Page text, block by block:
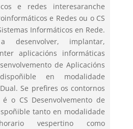
e redes interesaranche
e Redes ou o CS
Informáticos en Rede.
desenvolver, implantar,
aplicacións informáticas
de Aplicacións
en modalidade
Se prefires os contornos
o CS Desenvolvemento de
tanto en modalidade
vespertino como